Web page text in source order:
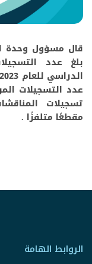
قال مسؤول وحدة
بلغ عدد
عدد التسجيلات
تسجيلات
مقطعًا متلفزًا .
الروابط الهامة